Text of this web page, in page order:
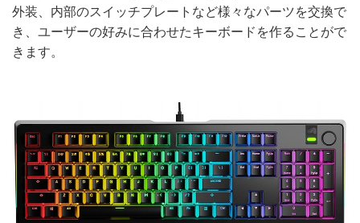
外装、内部のスイッチプレートなど様々なパーツを交換で
き、ユーザーの好みに合わせたキーボードを作ることがで
きます。